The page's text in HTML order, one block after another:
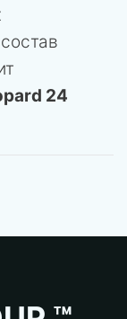
24